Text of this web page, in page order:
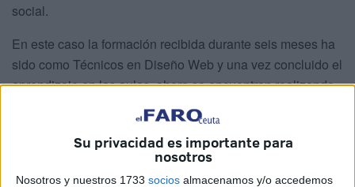
Su privacidad es importante para
nosotros
Nosotros y nuestros 1733 socios almacenamos y/o accedemos
social.
En este caso la formación recibida durante seis meses ha
sido como Técnicos en Diseño Web y una vez concluido el
aprendizaje en las aulas, ahora se encuentran realizando
el trabajo en las instalaciones de Activity,
donde están desarrollando las páginas web de varias
entidades sin ánimo de lucro seleccionadas por la Cámara
de Comercio para formar parte del plan.